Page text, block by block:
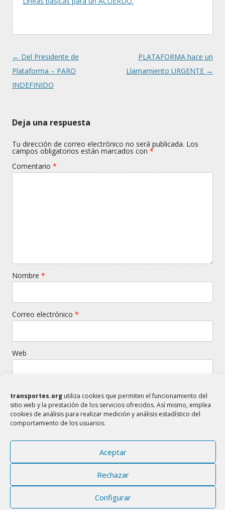
transportes.org utiliza cookies que permiten el funcionamiento del
sitio web y la prestación de los servicios ofrecidos. Así mismo, emplea
cookies de análisis para realizar medición y análisis estadístico del
comportamiento de los usuarios.
Aceptar
Rechazar
Configurar
Navegación
← Del Presidente de
Plataforma – PARO
INDEFINIDO
PLATAFORMA hace un
Llamamiento URGENTE →
Deja una respuesta
Tu dirección de correo electrónico no será publicada. Los
campos obligatorios están marcados con *
Comentario *
Nombre *
Correo electrónico *
Web
FAMILIA DEL SECTOR TRANSPORTE
transportes.org@gmail.com
Política de Cookies